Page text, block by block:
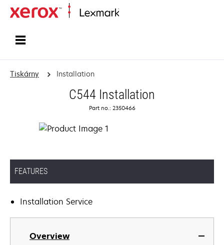
Tiskárny Installation
C544 Installation
Part no.: 2350466
FEATURES
Installation Service
Overview